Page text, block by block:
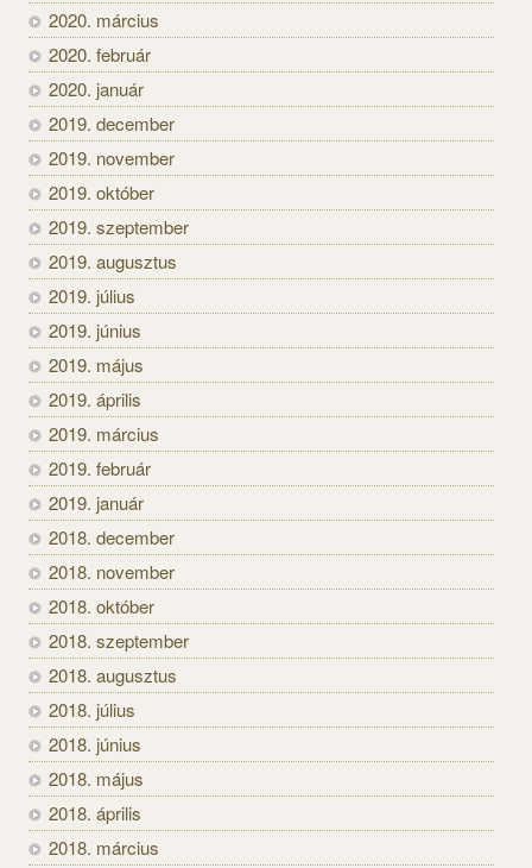
2020. március
2020. február
2020. január
2019. december
2019. november
2019. október
2019. szeptember
2019. augusztus
2019. július
2019. június
2019. május
2019. április
2019. március
2019. február
2019. január
2018. december
2018. november
2018. október
2018. szeptember
2018. augusztus
2018. július
2018. június
2018. május
2018. április
2018. március